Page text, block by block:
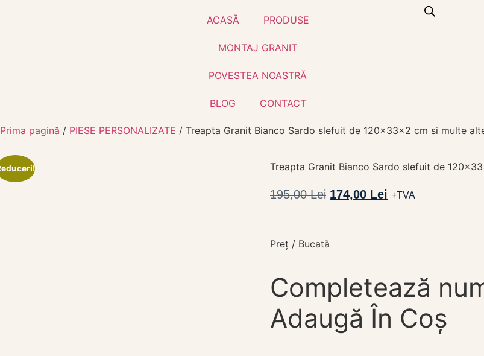
ACASĂ PRODUSE
MONTAJ GRANIT
POVESTEA NOASTRĂ
BLOG CONTACT
Prima pagină / PIESE PERSONALIZATE / Treapta Granit Bianco Sardo slefuit de 120x33x2 cm si multe
Treapta Granit Bianco Sardo slefuit de
195,00Lei 174,00 Lei +TVA
Preț / Bucată
Completează
Adaugă În Coș